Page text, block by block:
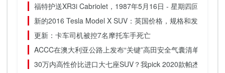
福特护送XR3i Cabriolet，1987年5月16日 - 星期四回落
新的2016 Tesla Model X SUV：英国价格，规格和发布日期
更新：卡车司机被控7名摩托车手死亡
ACCC在澳大利亚公路上发布“关键”高田安全气囊清单
30万内高性价比进口大七座SUV？我pick 2020款帕杰罗劲畅